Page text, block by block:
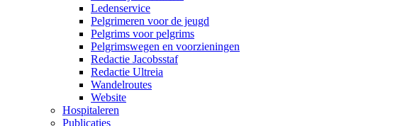
Ledenservice
Pelgrimeren voor de jeugd
Pelgrims voor pelgrims
Pelgrimswegen en voorzieningen
Redactie Jacobsstaf
Redactie Ultreia
Wandelroutes
Website
Hospitaleren
Publicaties